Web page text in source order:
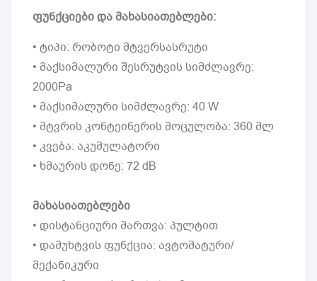
ფუნქციები და მახასიათებლები:
• ტიპი: რობოტი მტვერსასრუტი
• მაქსიმალური შესრუტვის სიმძლავრე:
2000Pa
• მაქსიმალური სიმძლავრე: 40 W
• მტვრის კონტეინერის მოცულობა: 360 მლ
• კვება: აკუმულატორი
• ხმაურის დონე: 72 dB
მახასიათებლები
• დისტანციური მართვა: პულტით
• დამუხტვის ფუნქცია: ავტომატური/
მექანიკური